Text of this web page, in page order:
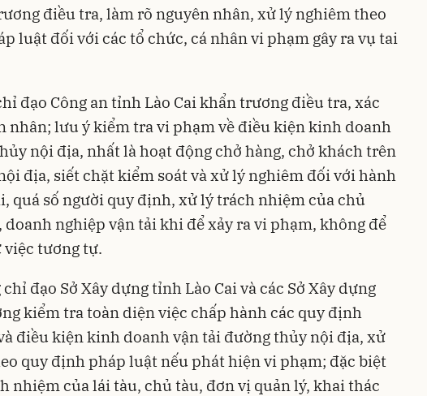
điều tra, làm rõ nguyên nhân, xử lý nghiêm theo
luật đối với các tổ chức, cá nhân vi phạm gây ra vụ tai
đạo Công an tỉnh Lào Cai khẩn trương điều tra, xác
nhân; lưu ý kiểm tra vi phạm về điều kiện kinh doanh
nội địa, nhất là hoạt động chở hàng, chở khách trên
địa, siết chặt kiểm soát và xử lý nghiêm đối với hành
quá số người quy định, xử lý trách nhiệm của chủ
nghiệp vận tải khi để xảy ra vi phạm, không để
việc tương tự.
đạo Sở Xây dựng tỉnh Lào Cai và các Sở Xây dựng
kiểm tra toàn diện việc chấp hành các quy định
điều kiện kinh doanh vận tải đường thủy nội địa, xử
quy định pháp luật nếu phát hiện vi phạm; đặc biệt
nhiệm của lái tàu, chủ tàu, đơn vị quản lý, khai thác